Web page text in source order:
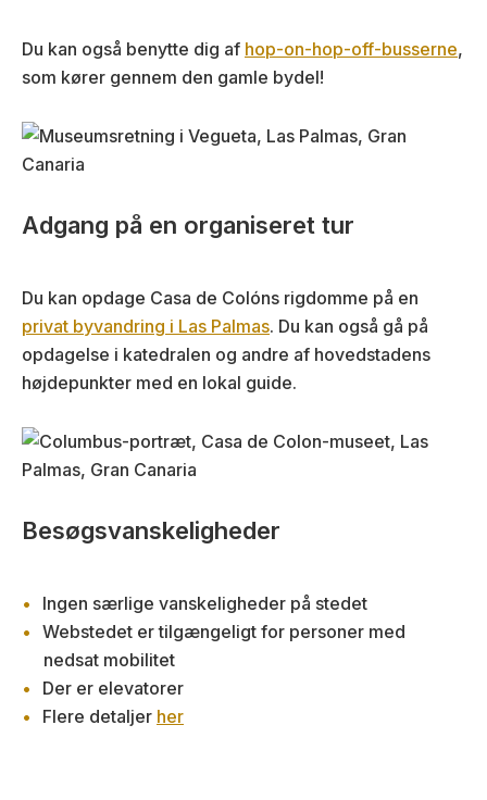
Du kan også benytte dig af hop-on-hop-off-busserne,
som kører gennem den gamle bydel!
Adgang på en organiseret tur
Du kan opdage Casa de Colóns rigdomme på en
privat byvandring i Las Palmas. Du kan også gå på
opdagelse i katedralen og andre af hovedstadens
højdepunkter med en lokal guide.
Besøgsvanskeligheder
Ingen særlige vanskeligheder på stedet
Webstedet er tilgængeligt for personer med
nedsat mobilitet
Der er elevatorer
Flere detaljer her